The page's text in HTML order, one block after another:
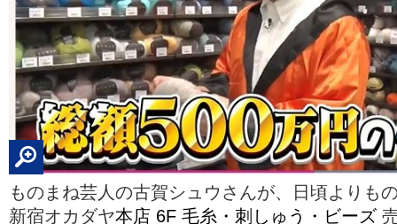
ものまね芸人の古賀シュウさんが、日頃よりも
新宿オカダヤ本店 6F 毛糸・刺しゅう・ビーズ